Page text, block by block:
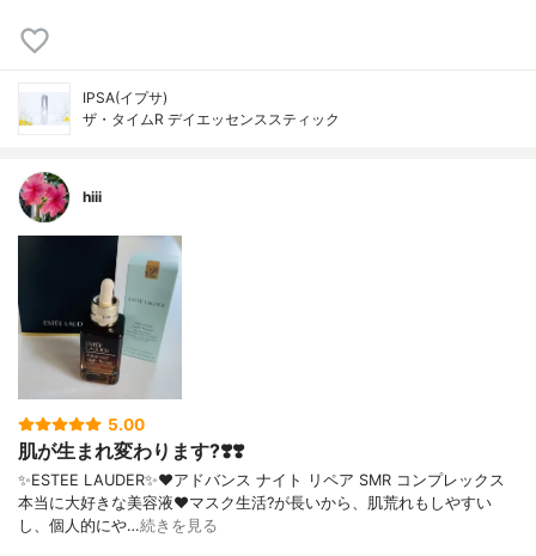
IPSA(イプサ)
ザ・タイムR デイエッセンススティック
hiii
5.00
肌が生まれ変わります?❣️❣️
✨ESTEE LAUDER✨❤︎アドバンス ナイト リペア SMR コンプレックス
本当に大好きな美容液❤️マスク生活?が長いから、肌荒れもしやすい
し、個人的にや…続きを見る